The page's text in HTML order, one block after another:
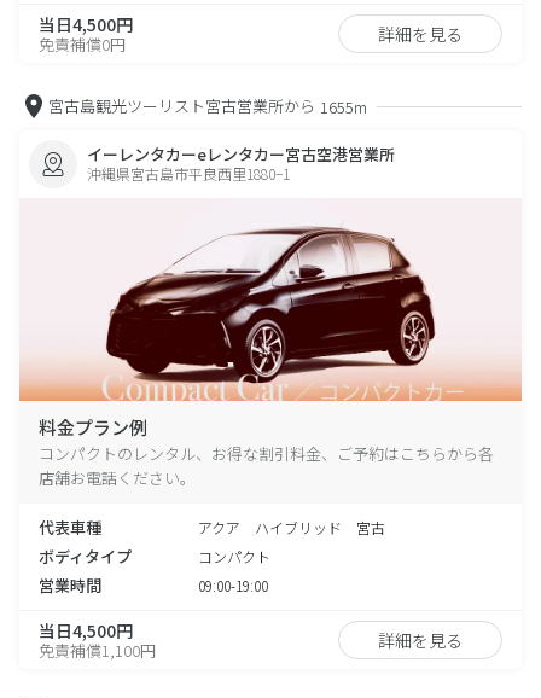
当日4,500円
免責補償0円 詳細を見る
宮古島観光ツーリスト宮古営業所から 1655m
イーレンタカーeレンタカー宮古空港営業所
沖縄県宮古島市平良西里1880−1
料金プラン例
コンパクトのレンタル、お得な割引料金、ご予約はこちらから各
店舗お電話ください。
代表車種 アクア ハイブリッド 宮古
ボディタイプ コンパクト
営業時間 09:00-19:00
当日4,500円
免責補償1,100円 詳細を見る